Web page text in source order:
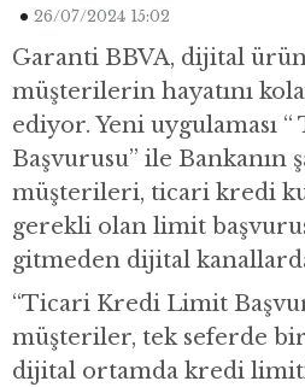
26/07/2024 15:02
Garanti BBVA, dijital
müşterilerin hayatını
ediyor. Yeni uygulaması
Başvurusu” ile Bankanın
müşterileri, ticari kredi
gerekli olan limit
gitmeden dijital
“Ticari Kredi Limit
müşteriler, tek seferde
dijital ortamda kredi